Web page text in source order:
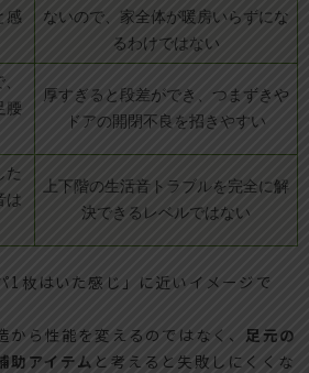
感
ないので、家全体が暖房いらずにな
るわけではない
腰
厚すぎると段差ができ、つまずきや
ドアの開閉不良を招きやすい
た
は
上下階の生活音トラブルを完全に解
決できるレベルではない
1枚はいた感じ」に近いイメージで
ら性能を変えるのではなく、 足元の
助アイテム と考えると失敗しにくくな